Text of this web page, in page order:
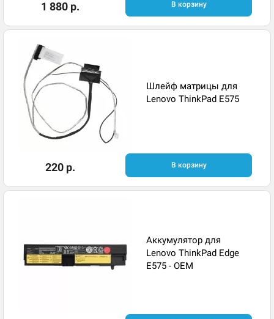
1 880 р. В корзину
Шлейф матрицы для
Lenovo ThinkPad E575
220 р. В корзину
Аккумулятор для
Lenovo ThinkPad Edge
E575 - OEM